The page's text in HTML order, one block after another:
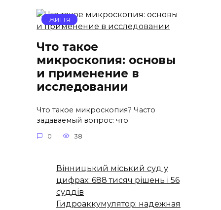
ЖИТТЯ
Что такое
микроскопия: основы
и применение в
исследовании
Что такое микроскопия? Часто
задаваемый вопрос: что
0 38
Вінницький міський суд у
цифрах: 688 тисяч рішень і 56
суддів
Гидроаккумулятор: надежная